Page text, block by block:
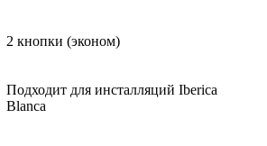
2 кнопки (эконом)
Подходит для инсталляций Iberica
Blanca